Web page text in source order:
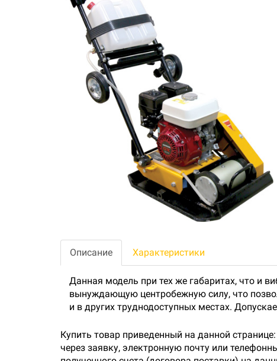
Описание Характеристики
Данная модель при тех же габаритах, что и
вынуждающую центробежную силу, что
и в других труднодоступных местах.
Купить товар приведенный на данной странице:
через заявку, электронную почту или